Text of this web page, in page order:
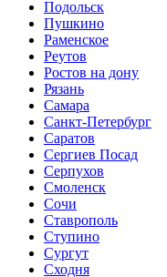
Подольск
Пушкино
Раменское
Реутов
Ростов на дону
Рязань
Самара
Санкт-Петербург
Саратов
Сергиев Посад
Серпухов
Смоленск
Сочи
Ставрополь
Ступино
Сургут
Сходня